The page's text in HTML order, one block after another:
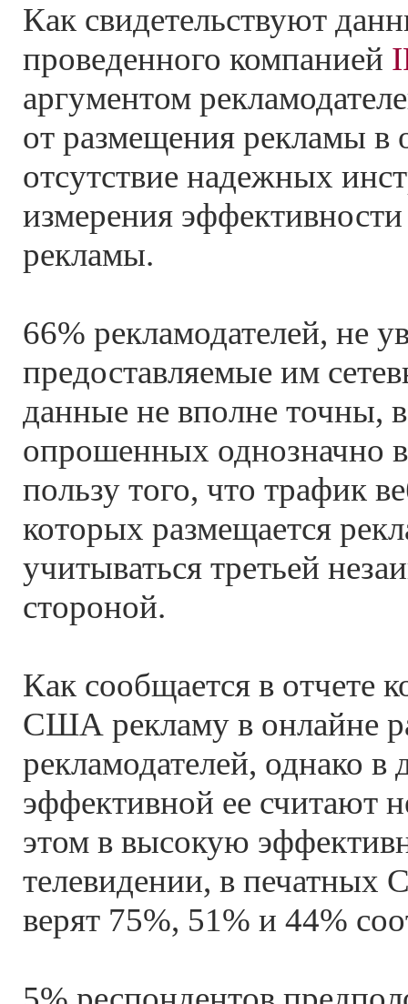
Как свидетельствуют
проведенного компанией
аргументом
от размещения рекламы в
отсутствие надежных
измерения
рекламы.
66% рекламодателей, не
предоставляемые им
данные не вполне точны,
опрошенных однозначно
пользу того, что трафик
которых размещается
учитываться третьей
стороной.
Как сообщается в отчете
США рекламу в онлайне
рекламодателей, однако в
эффективной ее считают
этом в высокую
телевидении, в
верят 75%, 51% и 44%